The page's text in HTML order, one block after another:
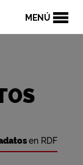
MENÚ
en RDF